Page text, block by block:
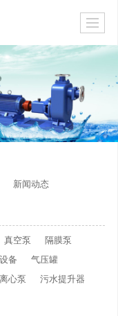
新闻动态
真空泵
隔膜泵
备
气压罐
心泵
污水提升器